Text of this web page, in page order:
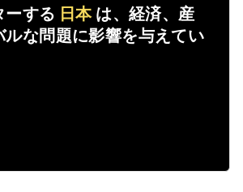
ーする 日本 は、経済、産
ルな問題に影響を与えてい